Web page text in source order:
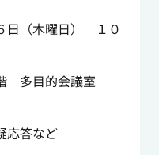
（木曜日） １０
多目的会議室
答など